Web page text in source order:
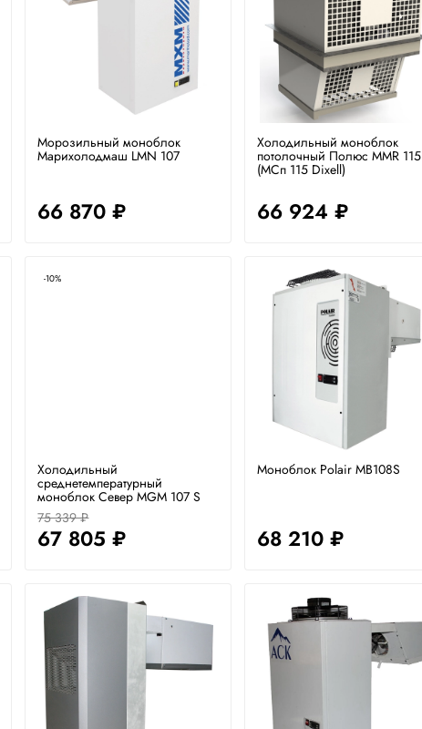
Морозильный моноблок
Марихолодмаш LMN 107
66 870 ₽
Холодильный моноблок
потолочный Полюс MMR 115
(МСп 115 Dixell)
66 924 ₽
-10%
Холодильный
среднетемпературный
моноблок Север MGM 107 S
75 339 ₽
67 805 ₽
Моноблок Polair MB108S
68 210 ₽